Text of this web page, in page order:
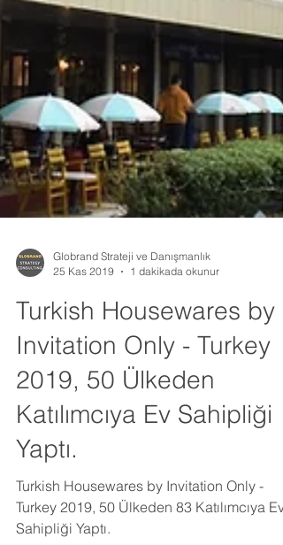
Globrand Strateji ve Danışmanlık
25 Kas 2019
1 dakikada okunur
Turkish Housewares by
Invitation Only - Turkey
2019, 50 Ülkeden
Katılımcıya Ev Sahipliği
Yaptı.
Turkish Housewares by Invitation Only -